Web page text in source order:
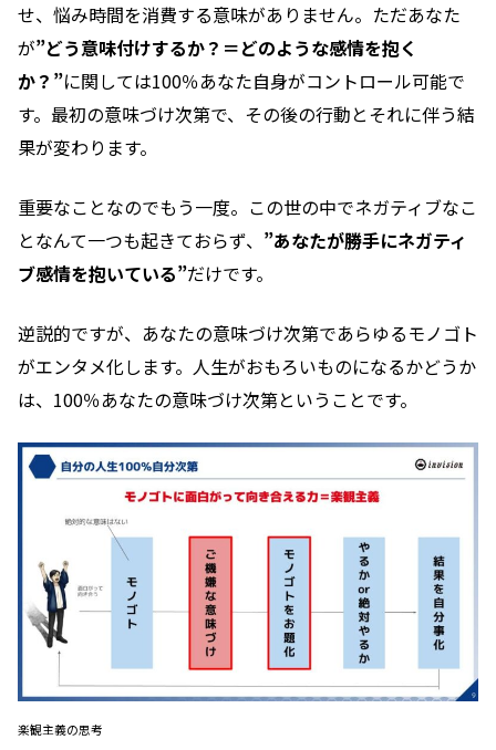
せ、悩み時間を消費する意味がありません。ただあなた
が”どう意味付けするか？＝どのような感情を抱く
か？”に関しては100％あなた自身がコントロール可能で
す。最初の意味づけ次第で、その後の行動とそれに伴う結
果が変わります。
重要なことなのでもう一度。この世の中でネガティブなこ
となんて一つも起きておらず、 ”あなたが勝手にネガティ
ブ感情を抱いている”だけです。
逆説的ですが、あなたの意味づけ次第であらゆるモノゴト
がエンタメ化します。人生がおもろいものになるかどうか
は、100％あなたの意味づけ次第ということです。
楽観主義の思考